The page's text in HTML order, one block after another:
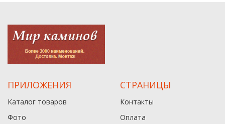
ПРИЛОЖЕНИЯ
Каталог товаров
Фото
СТРАНИЦЫ
Контакты
Оплата